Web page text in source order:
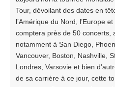
Tour, dévoilant des dates en
l’Amérique du Nord, l’Europe
comptera près de 50 concerts,
notamment à San Diego,
Vancouver, Boston, Nashville,
Londres, Varsovie et bien
de sa carrière à ce jour, cette